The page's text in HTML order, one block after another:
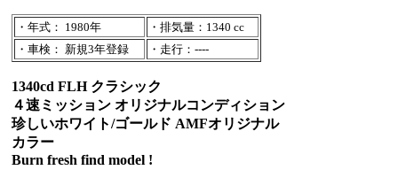
・年式： 1980年
・排気量：1340 cc
・車検： 新規3年登録
・走行：----
1340cd FLH クラシック
４速ミッション オリジナルコンディション
珍しいホワイト/ゴールド AMFオリジナル
カラー
Burn fresh find model !